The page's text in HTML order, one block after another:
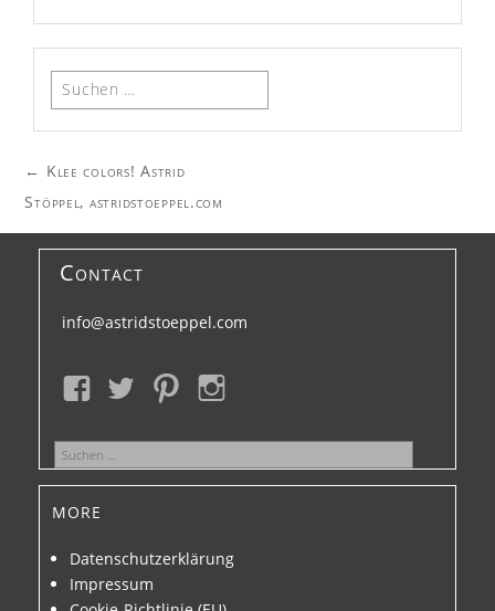
Suchen
nach:
Post
navigation
← Klee colors! Astrid
Stöppel, astridstoeppel.com
Contact
info@astridstoeppel.com
Suchen
more
Datenschutzerklärung
Impressum